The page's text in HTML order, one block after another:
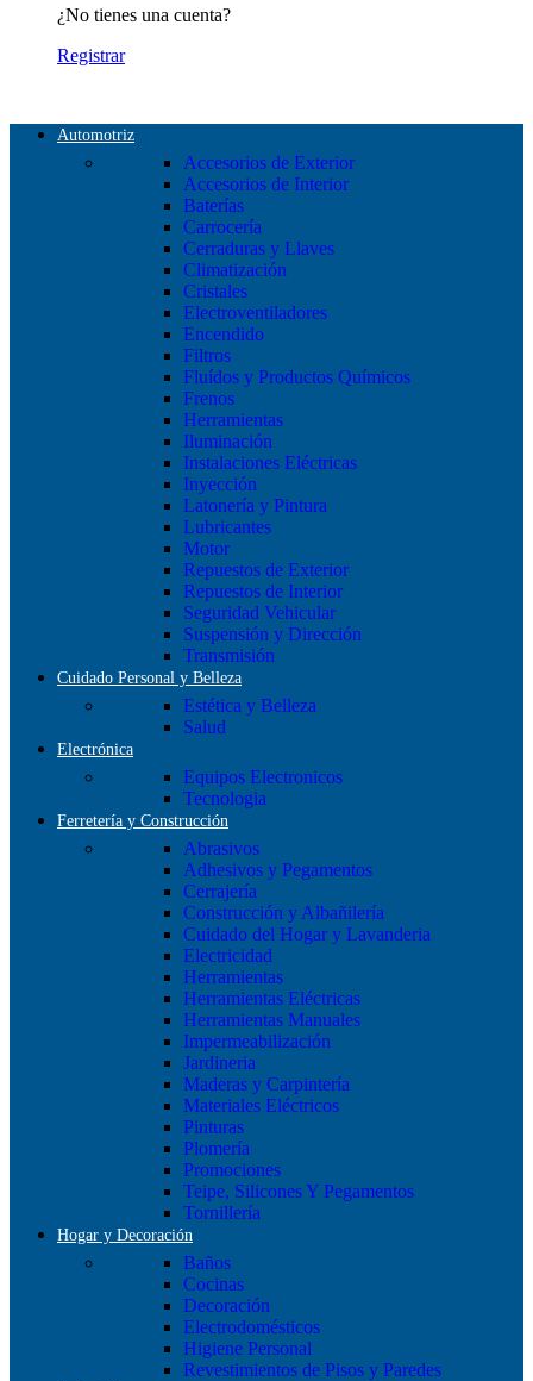
¿No tienes una cuenta?
Registrar
Automotriz
Accesorios de Exterior
Accesorios de Interior
Baterías
Carrocería
Cerraduras y Llaves
Climatización
Cristales
Electroventiladores
Encendido
Filtros
Fluídos y Productos Químicos
Frenos
Herramientas
Iluminación
Instalaciones Eléctricas
Inyección
Latonería y Pintura
Lubricantes
Motor
Repuestos de Exterior
Repuestos de Interior
Seguridad Vehicular
Suspensión y Dirección
Transmisión
Cuidado Personal y Belleza
Estética y Belleza
Salud
Electrónica
Equipos Electronicos
Tecnologia
Ferretería y Construcción
Abrasivos
Adhesivos y Pegamentos
Cerrajería
Construcción y Albañilería
Cuidado del Hogar y Lavanderia
Electricidad
Herramientas
Herramientas Eléctricas
Herramientas Manuales
Impermeabilización
Jardineria
Maderas y Carpintería
Materiales Eléctricos
Pinturas
Plomería
Promociones
Teipe, Silicones Y Pegamentos
Tornillería
Hogar y Decoración
Baños
Cocinas
Decoración
Electrodomésticos
Higiene Personal
Revestimientos de Pisos y Paredes